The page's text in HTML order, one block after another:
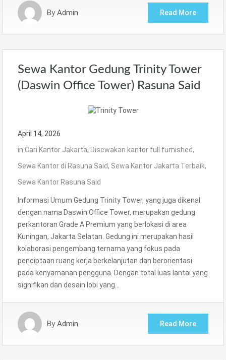
By Admin Read More
Sewa Kantor Gedung Trinity Tower
(Daswin Office Tower) Rasuna Said
April 14, 2026
in Cari Kantor Jakarta, Disewakan kantor full furnished,
Sewa Kantor di Rasuna Said, Sewa Kantor Jakarta Terbaik,
Sewa Kantor Rasuna Said
Informasi Umum Gedung Trinity Tower, yang juga dikenal
dengan nama Daswin Office Tower, merupakan gedung
perkantoran Grade A Premium yang berlokasi di area
Kuningan, Jakarta Selatan. Gedung ini merupakan hasil
kolaborasi pengembang ternama yang fokus pada
penciptaan ruang kerja berkelanjutan dan berorientasi
pada kenyamanan pengguna. Dengan total luas lantai yang
signifikan dan desain lobi yang…
By Admin Read More